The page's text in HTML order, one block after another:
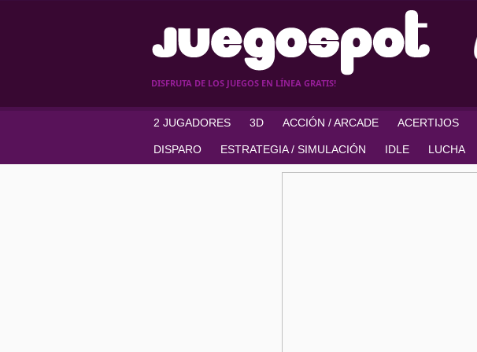
DISFRUTA DE LOS JUEGOS EN LÍNEA GRATIS!
2 JUGADORES 3D ACCIÓN / ARCADE ACERTIJOS
DISPARO ESTRATEGIA / SIMULACIÓN IDLE LUCHA